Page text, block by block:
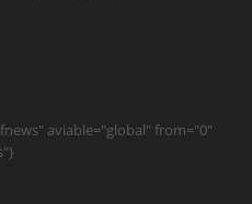
aviable="global" from="0"